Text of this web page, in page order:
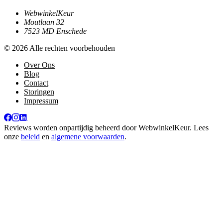
WebwinkelKeur
Moutlaan 32
7523 MD Enschede
© 2026 Alle rechten voorbehouden
Over Ons
Blog
Contact
Storingen
Impressum
Reviews worden onpartijdig beheerd doorWebwinkelKeur. Lees
onze beleid en algemene voorwaarden.